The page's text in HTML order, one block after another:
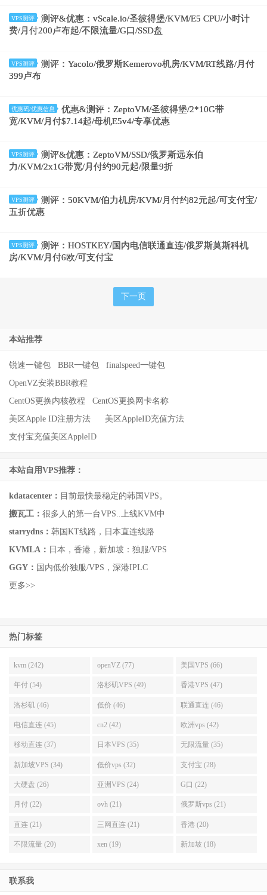
VPS测评
测评&优惠：vScale.io/圣彼得堡/KVM/E5 CPU/小时计
费/月付200卢布起/不限流量/G口/SSD盘
VPS测评
测评：Yacolo/俄罗斯Kemerovo机房/KVM/RT线路/月付
399卢布
优惠码/优惠信息
优惠&测评：ZeptoVM/圣彼得堡/2*10G带
宽/KVM/月付$7.14起/母机E5v4/专享优惠
VPS测评
测评&优惠：ZeptoVM/SSD/俄罗斯远东伯
力/KVM/2x1G带宽/月付约90元起/限量9折
VPS测评
测评：50KVM/伯力机房/KVM/月付约82元起/可支付宝/
五折优惠
VPS测评
测评：HOSTKEY/国内电信联通直连/俄罗斯莫斯科机
房/KVM/月付6欧/可支付宝
下一页
本站推荐
锐速一键包 BBR一键包
finalspeed一键包
OpenVZ安装BBR教程
CentOS更换内核教程
CentOS更换网卡名称
美区Apple ID注册方法
美区AppleID充值方法
支付宝充值美区AppleID
本站自用VPS推荐：
kdatacenter： 目前最快最稳定的韩国VPS。
搬瓦工： 很多人的第一台VPS..上线KVM中
starrydns： 韩国KT线路，日本直连线路
KVMLA： 日本，香港，新加坡：独服/VPS
GGY： 国内低价独服/VPS，深港IPLC
更多>>
热门标签
kvm (242) openVZ (77) 美国VPS (66)
年付 (54) 洛杉矶VPS (49) 香港VPS (47)
洛杉矶 (46) 低价 (46) 联通直连 (46)
电信直连 (45) cn2 (42) 欧洲vps (42)
移动直连 (37) 日本VPS (35) 无限流量 (35)
新加坡VPS (34) 低价vps (32) 支付宝 (28)
大硬盘 (26) 亚洲VPS (24) G口 (22)
月付 (22) ovh (21) 俄罗斯vps (21)
直连 (21) 三网直连 (21) 香港 (20)
不限流量 (20) xen (19) 新加坡 (18)
联系我